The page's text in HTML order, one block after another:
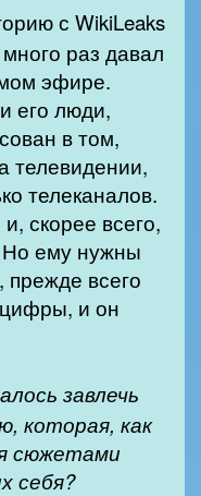
с WikiLeaks
раз давал
эфире.
его люди,
в том,
телевидении,
телеканалов.
скорее всего,
Но ему нужны
всего
и он
завлечь
которая, как
сюжетами
себя?